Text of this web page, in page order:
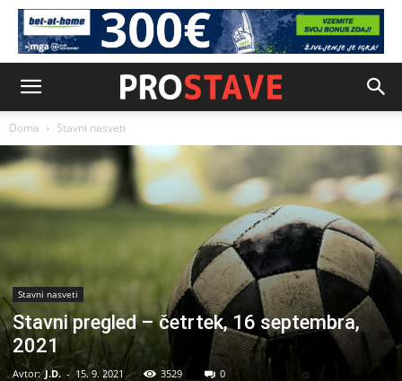
Doma Stavni nasveti
Stavni nasveti
Stavni pregled – četrtek, 16 septembra,
2021
Avtor: J.D. - 15. 9. 2021 3529 0